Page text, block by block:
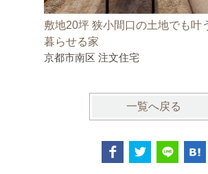
敷地20坪 狭小間口の土地でも叶
暮らせる家
京都市南区 注文住宅
一覧へ戻る